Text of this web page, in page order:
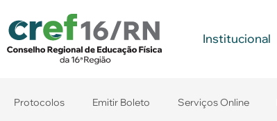
Institucional
Protocolos Emitir Boleto Serviços Online